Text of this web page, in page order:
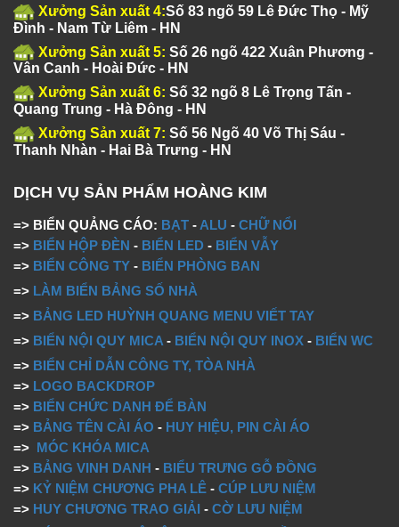
Xưởng Sản xuất 4:Số 83 ngõ 59 Lê Đức Thọ - Mỹ
Đình - Nam Từ Liêm - HN
Xưởng Sản xuất 5: Số 26 ngõ 422 Xuân Phương -
Vân Canh - Hoài Đức - HN
Xưởng Sản xuất 6: Số 32 ngõ 8 Lê Trọng Tấn -
Quang Trung - Hà Đông - HN
Xưởng Sản xuất 7: Số 56 Ngõ 40 Võ Thị Sáu -
Thanh Nhàn - Hai Bà Trưng - HN
DỊCH VỤ SẢN PHẨM HOÀNG KIM
=> BIỂN QUẢNG CÁO: BẠT - ALU - CHỮ NỔI
=> BIỂN HỘP ĐÈN - BIỂN LED - BIỂN VẪY
=> BIỂN CÔNG TY - BIỂN PHÒNG BAN
=> LÀM BIỂN BẢNG SỐ NHÀ
=> BẢNG LED HUỲNH QUANG MENU VIẾT TAY
=> BIỂN NỘI QUY MICA - BIỂN NỘI QUY INOX - BIỂN WC
=> BIỂN CHỈ DẪN CÔNG TY, TÒA NHÀ
=> LOGO BACKDROP
=> BIỂN CHỨC DANH ĐỂ BÀN
=> BẢNG TÊN CÀI ÁO - HUY HIỆU, PIN CÀI ÁO
=> MÓC KHÓA MICA
=> BẢNG VINH DANH - BIỂU TRƯNG GỖ ĐỒNG
=> KỶ NIỆM CHƯƠNG PHA LÊ - CÚP LƯU NIỆM
=> HUY CHƯƠNG TRAO GIẢI - CỜ LƯU NIỆM